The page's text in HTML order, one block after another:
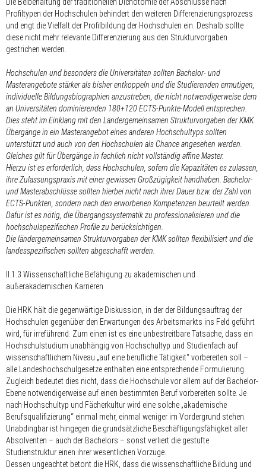
Profiltypen der Hochschulen behindert den weiteren Differenzierungsprozess
und engt die Vielfalt der Profilbildung der Hochschulen ein. Deshalb sollte
diese nicht mehr relevante Differenzierung aus den Strukturvorgaben
gestrichen werden.
Hochschulen und besonders die Universitäten sollten Bachelor- und
Masterangebote stärker als bisher entkoppeln und die Studierenden ermutigen,
individuelle Bildungsbiographien anzustreben, die nicht notwendigerweise dem
an Universitäten dominierenden 180+120 ECTS-Punkte-Modell entsprechen.
Dies steht im Einklang mit den Ländergemeinsamen Strukturvorgaben der KMK.
Übergänge in ein Masterangebot eines anderen Hochschultyps sollten
unterstützt und auch von den Hochschulen als Chance angesehen werden.
Gleiches gilt für Übergänge in fachlich nicht vollständig affine Master.
Hierzu ist es erforderlich, dass Hochschulen, sofern die Kapazitäten es zulassen,
ihre Zulassungspraxis mit einer gewissen Großzügigkeit handhaben. Bachelor-
und Masterabschlüsse sollten hierbei nicht nach ihrer Dauer bzw. der Zahl von
ECTS-Punkten, sondern nach den erworbenen Kompetenzen beurteilt werden.
Dafür ist es nötig, die Übergangssystematik zu professionalisieren und die
hochschulspezifischen Profile zu berücksichtigen.
Die ländergemeinsamen Strukturvorgaben der KMK sollten flexibilisiert und die
landesspezifischen sollten abgeschafft werden.
II.1.3 Wissenschaftliche Befähigung zu akademischen und
außerakademischen Karrieren
Die HRK hält die gegenwärtige Diskussion, in der der Bildungsauftrag der
Hochschulen gegenüber den Erwartungen des Arbeitsmarkts ins Feld geführt
wird, für irreführend. Zum einen ist es eine unbestreitbare Tatsache, dass ein
Hochschulstudium unabhängig von Hochschultyp und Studienfach auf
wissenschaftlichem Niveau „auf eine berufliche Tätigkeit“ vorbereiten soll –
alle Landeshochschulgesetze enthalten eine entsprechende Formulierung.
Zugleich bedeutet dies nicht, dass die Hochschule vor allem auf der Bachelor-
Ebene notwendigerweise auf einen bestimmten Beruf vorbereiten sollte. Je
nach Hochschultyp und Fächerkultur wird eine solche „akademische
Berufsqualifizierung“ einmal mehr, einmal weniger im Vordergrund stehen.
Unabdingbar ist hingegen die grundsätzliche Beschäftigungsfähigkeit aller
Absolventen – auch der Bachelors – sonst verliert die gestufte
Studienstruktur einen ihrer wesentlichen Vorzüge.
Dessen ungeachtet betont die HRK, dass die wissenschaftliche Bildung und